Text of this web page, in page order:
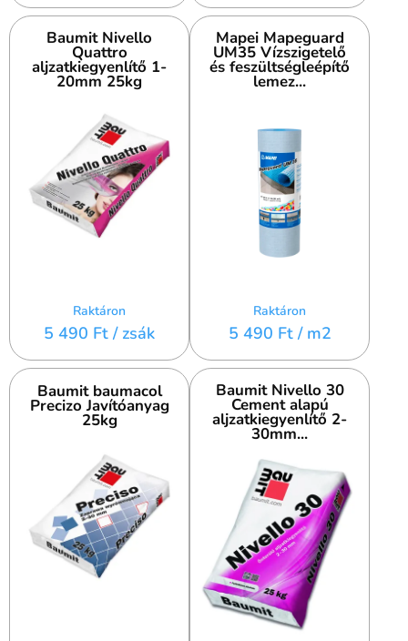
eszközök is megtalálhatók. Legyen szó akár professzionális
burkolóról, akár otthoni barkácsolóról, nálunk mindenki
megtalálja a szükséges termékeket a tökéletes
végeredmény érdekében.
Böngészd webshopunkat, és válogass burkolási
segédanyagaink széles kínálatából! Segítünk, hogy
burkolási projekted gyors, egyszerű és professzionális
Baumit Nivello
Quattro
aljzatkiegyenlítő 1-
20mm 25kg
Raktáron
5 490 Ft / zsák
Mapei Mapeguard
UM35 Vízszigetelő
és feszültségleépítő
lemez...
Raktáron
5 490 Ft / m2
Baumit baumacol
Precizo Javítóanyag
25kg
Baumit Nivello 30
Cement alapú
aljzatkiegyenlítő 2-
30mm...